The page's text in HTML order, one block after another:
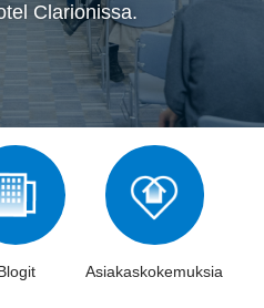
Clarionissa.
Asiakaskokemuksia